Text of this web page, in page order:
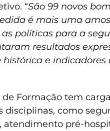
“São 99 novos
é mais uma
políticas para a
resultados
histórica e
de Formação tem
disciplinas, como
atendimento pré-